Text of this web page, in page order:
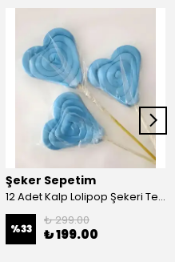
Şeker Sepetim
12 Adet Kalp Lolipop Şekeri Tek Renk Mavi L23
%33
₺ 299.00
₺ 199.00